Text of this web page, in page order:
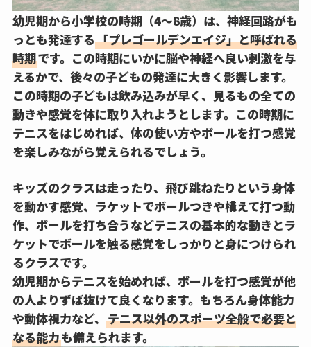
幼児期から小学校の時期（4～8歳） は、神経回路がも
っとも発達する「プレゴールデンエイジ」と呼ばれる
時期です。この時期にいかに脳や神経へ良い刺激を与
えるかで、後々の子どもの発達に大きく影響します。
この時期の子どもは飲み込みが早く、見るもの全ての
動きや感覚を体に取り入れようとします。この時期に
テニスをはじめれば、体の使い方やボールを打つ感覚
を楽しみながら覚えられるでしょう。
キッズのクラスは走ったり、飛び跳ねたりという身体
を動かす感覚、ラケットでボールつきや構えて打つ動
作、ボールを打ち合うなどテニスの基本的な動きとラ
ケットでボールを触る感覚をしっかりと身につけられ
るクラスです。
幼児期からテニスを始めれば、ボールを打つ感覚が他
の人よりずば抜けて良くなります。もちろん身体能力
や動体視力など、 テニス以外のスポーツ全般で必要と
なる能力も備えられます。